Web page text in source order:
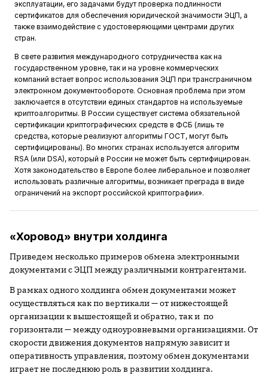
эксплуатации, его задачами будут проверка подлинности
сертификатов для обеспечения юридической значимости ЭЦП, а
также взаимодействие с удостоверяющими центрами других
стран.
В свете развития международного сотрудничества как на
государственном уровне, так и на уровне коммерческих
компаний встает вопрос использования ЭЦП при трансграничном
электронном документообороте. Основная проблема при этом
заключается в отсутствии единых стандартов на используемые
криптоалгоритмы. В России существует система обязательной
сертификации криптографических средств в ФСБ (лишь те
средства, которые реализуют алгоритмы ГОСТ, могут быть
сертифицированы). Во многих странах используется алгоритм
RSA (или DSA), который в России не может быть сертифицирован.
Хотя законодательство в Европе более либеральное и позволяет
использовать различные алгоритмы, возникает преграда в виде
ограничений на экспорт российской криптографии».
«Хоровод» внутри холдинга
Приведем несколько примеров обмена электронными
документами с ЭЦП между различными контрагентами.
В рамках одного холдинга обмен документами может
осуществляться как по вертикали — от нижестоящей
организации к вышестоящей и обратно, так и по
горизонтали — между одноуровневыми организациями. От
скорости движения документов напрямую зависит и
оперативность управления, поэтому обмен документами
играет не последнюю роль в развитии холдинга.